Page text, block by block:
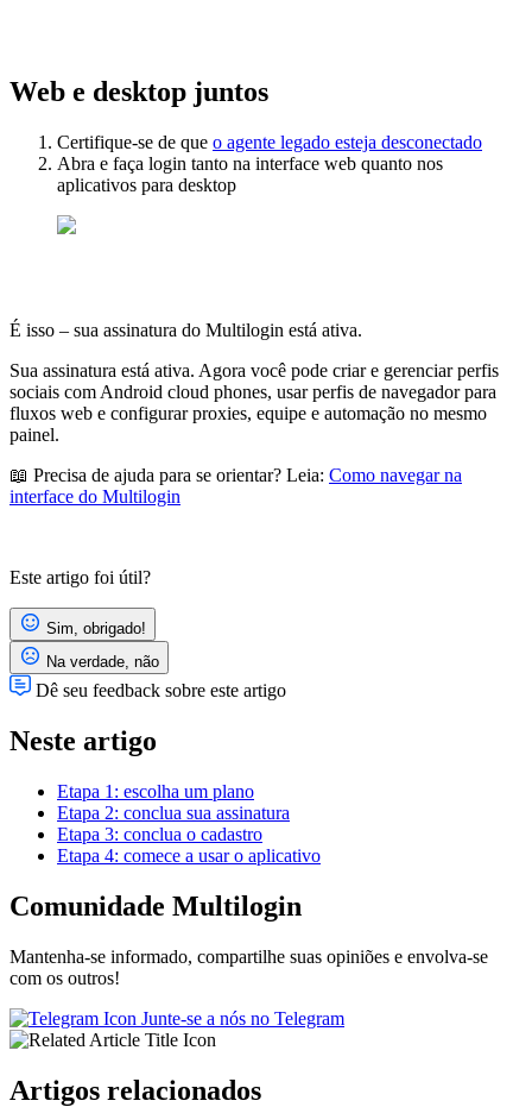
Web e desktop juntos
Certifique-se de que o agente legado esteja desconectado
Abra e faça login tanto na interface web quanto nos
aplicativos para desktop
É isso – sua assinatura do Multilogin está ativa.
Sua assinatura está ativa. Agora você pode criar e gerenciar perfis
sociais com Android cloud phones, usar perfis de navegador para
fluxos web e configurar proxies, equipe e automação no mesmo
painel.
📖 Precisa de ajuda para se orientar? Leia: Como navegar na
interface do Multilogin
Este artigo foi útil?
Sim, obrigado!
Na verdade, não
Dê seu feedback sobre este artigo
Neste artigo
Etapa 1: escolha um plano
Etapa 2: conclua sua assinatura
Etapa 3: conclua o cadastro
Etapa 4: comece a usar o aplicativo
Comunidade Multilogin
Mantenha-se informado, compartilhe suas opiniões e envolva-se
com os outros!
Junte-se a nós no Telegram
Artigos relacionados